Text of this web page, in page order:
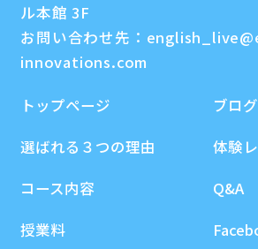
ル本館 3F
お問い合わせ先：
innovations.com
トップページ
選ばれる３つの理由
コース内容
授業料
ブログ
体験
Q&A